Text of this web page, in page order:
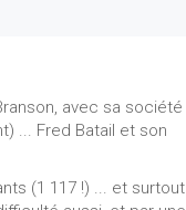
avec sa société
... Fred Batail et son
(1 117 !) ... et surtout